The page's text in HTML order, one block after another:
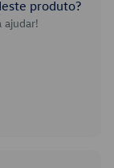
produto?
ajudar!